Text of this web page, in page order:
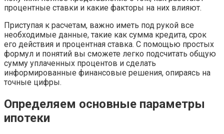
процентные ставки и какие факторы на них влияют.
Приступая к расчетам, важно иметь под рукой все
необходимые данные, такие как сумма кредита, срок
его действия и процентная ставка. С помощью простых
формул и понятий вы сможете легко подсчитать общую
сумму уплаченных процентов и сделать
информированные финансовые решения, опираясь на
точные цифры.
Определяем основные параметры
ипотеки